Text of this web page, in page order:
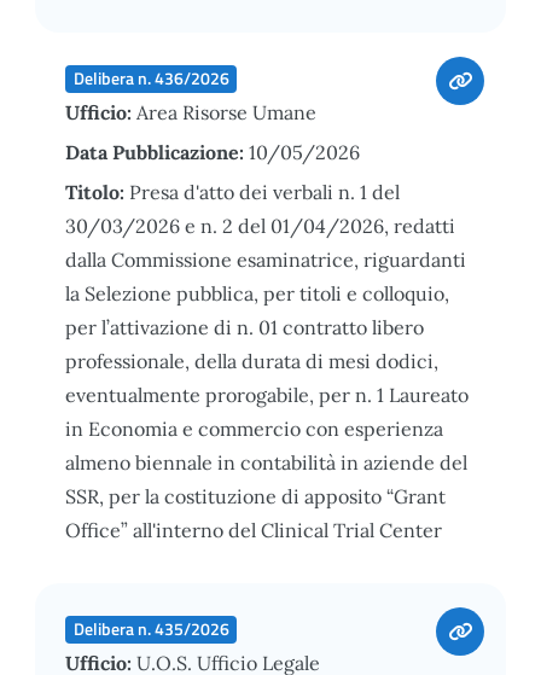
Delibera n. 436/2026
Ufficio: Area Risorse Umane
Data Pubblicazione: 10/05/2026
Titolo: Presa d'atto dei verbali n. 1 del
30/03/2026 e n. 2 del 01/04/2026, redatti
dalla Commissione esaminatrice, riguardanti
la Selezione pubblica, per titoli e colloquio,
per l’attivazione di n. 01 contratto libero
professionale, della durata di mesi dodici,
eventualmente prorogabile, per n. 1 Laureato
in Economia e commercio con esperienza
almeno biennale in contabilità in aziende del
SSR, per la costituzione di apposito “Grant
Office” all'interno del Clinical Trial Center
Delibera n. 435/2026
Ufficio: U.O.S. Ufficio Legale